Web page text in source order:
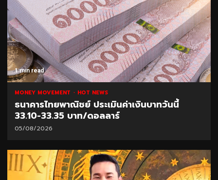
1 min read
MONEY MOVEMENT HOT NEWS
ธนาคารไทยพาณิชย์ ประเมินค่าเงินบาทวันนี้
33.10-33.35 บาท/ดอลลาร์
05/08/2026